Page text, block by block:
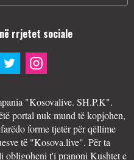
rrjetet sociale
"Kosovalive. SH.P.K".
portal nuk mund të kopjohen,
forme tjetër për qëllime
të "Kosova.live". Për ta
obligoheni t'i pranoni Kushtet e